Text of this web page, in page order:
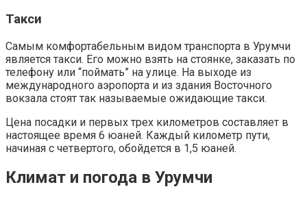
Такси
Самым комфортабельным видом транспорта в Урумчи
является такси. Его можно взять на стоянке, заказать по
телефону или “поймать” на улице. На выходе из
международного аэропорта и из здания Восточного
вокзала стоят так называемые ожидающие такси.
Цена посадки и первых трех километров составляет в
настоящее время 6 юаней. Каждый километр пути,
начиная с четвертого, обойдется в 1,5 юаней.
Климат и погода в Урумчи